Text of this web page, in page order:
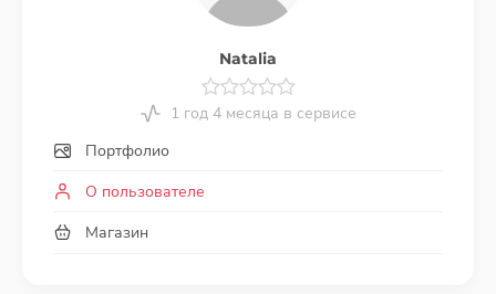
Natalia
1 год 4 месяца в сервисе
Портфолио
О пользователе
Магазин